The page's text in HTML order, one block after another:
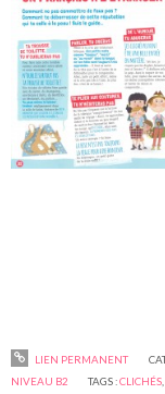
LIEN PERMANENT
NIVEAU B2
TAGS :CLICHÉS